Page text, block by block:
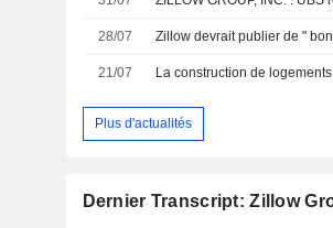
28/07
21/07
Plus d'actualités
Dernier Transcript: Zillow